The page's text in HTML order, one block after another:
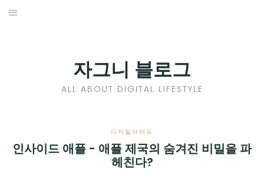
Skip
자그니 블로그
ALL ABOUT DIGITAL LIFESTYLE
디지털라이프
인사이드 애플 - 애플 제국의 숨겨진 비밀을 파
헤친다?
CHILD
디지털트렌드